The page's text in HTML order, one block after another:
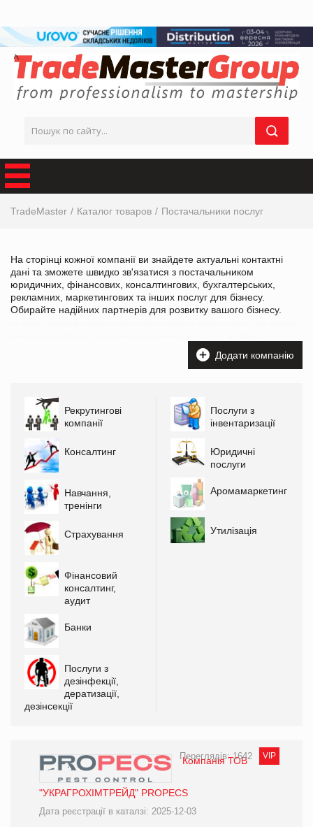
TradeMaster Каталог товаров Постачальники послуг
На сторінці кожної компанії ви знайдете актуальні контактні
дані та зможете швидко зв'язатися з постачальником
юридичних, фінансових, консалтингових, бухгалтерських,
рекламних, маркетингових та інших послуг для бізнесу.
Обирайте надійних партнерів для розвитку вашого бізнесу.
Додати компанію
Рекрутингові
компанії
Консалтинг
Навчання,
тренінги
Страхування
Фінансовий
консалтинг,
аудит
Банки
Послуги з
дезінфекції,
дератизації,
дезінсекції
Послуги з
інвентаризації
Юридичні
послуги
Аромамаркетинг
Утилізація
Переглядів: 1642 VIP
Компанія ТОВ
"УКРАГРОХІМТРЕЙД" PROPECS
Дата реєстрації в каталзі: 2025-12-03